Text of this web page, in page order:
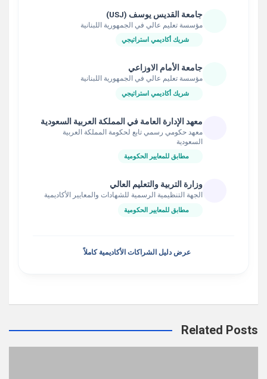
جامعة القديس يوسف (USJ)
مؤسسة تعليم عالي في الجمهورية اللبنانية
شريك أكاديمي استراتيجي
جامعة الأمام الاوزاعي
مؤسسة تعليم عالي في الجمهورية اللبنانية
شريك أكاديمي استراتيجي
معهد الإدارة العامة في المملكة العربية السعودية
معهد حكومي رسمي تابع لحكومة المملكة العربية
السعودية
مطابق للمعايير الحكومية
وزارة التربية والتعليم العالي
الجهة التنظيمية الرسمية للشهادات والمعايير الأكاديمية
مطابق للمعايير الحكومية
عرض دليل الشراكات الأكاديمية كاملاً
Related Posts